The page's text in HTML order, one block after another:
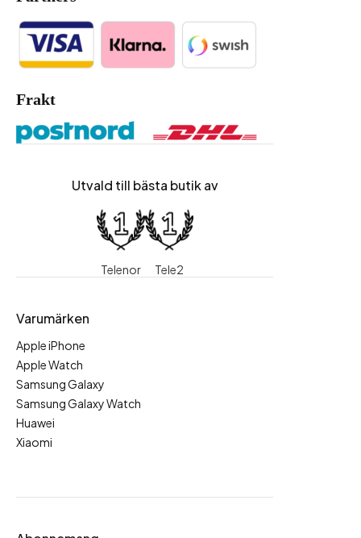
Frakt
Utvald till bästa butik av
Telenor Tele2
Varumärken
Apple iPhone
Apple Watch
Samsung Galaxy
Samsung Galaxy Watch
Huawei
Xiaomi